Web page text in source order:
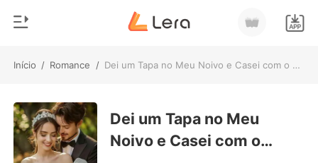
Início / Romance / Dei um Tapa no Meu Noivo e Casei com o Bilionário Inimigo Dele
0
Loja
Histórico
Gênero
Moderno
Dei um Tapa no Meu
Noivo e Casei com o